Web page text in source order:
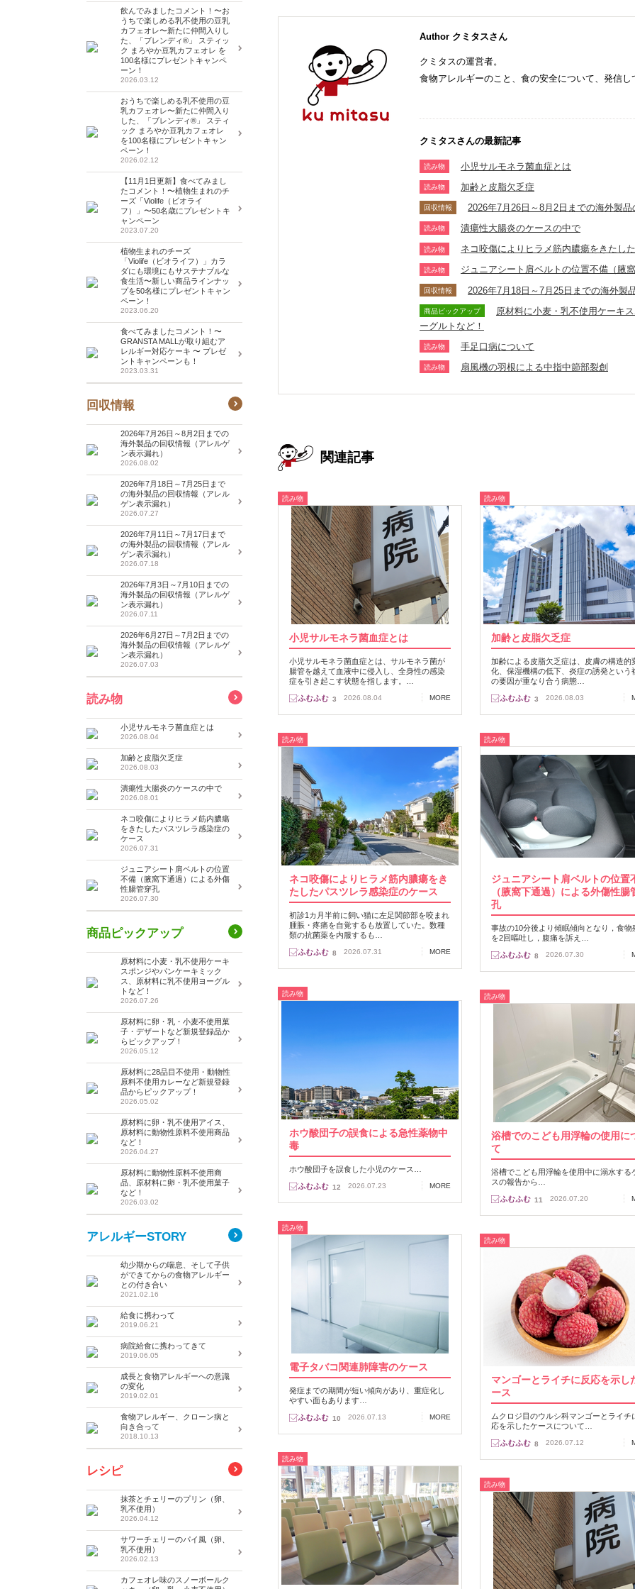
Author クミタスさん
クミタスの運営者。
食物アレルギーのこと、食の安全について、発信し
クミタスさんの最新記事
読み物 小児サルモネラ菌血症とは
読み物 加齢と皮脂欠乏症
回収情報 2026年7月26日～8月2日までの海外製
読み物 潰瘍性大腸炎のケースの中で
読み物 ネコ咬傷によりヒラメ筋内膿瘍をきたし
読み物 ジュニアシート肩ベルトの位置不備（腋
回収情報 2026年7月18日～7月25日までの海外製
商品ピックアップ
原材料に小麦・乳不使用ケーキ
ーグルトなど！
読み物 手足口病について
読み物 扇風機の羽根による中指中節部裂創
関連記事
読み物
小児サルモネラ菌血症とは
小児サルモネラ菌血症とは、サルモネラ菌が
腸管を越えて血液中に侵入し、全身性の感染
症を引き起こす状態を指します。…
3 2026.08.04 MORE
読み物
加齢と皮脂欠乏症
加齢による皮脂欠乏症は、皮膚の構造的
化、保湿機構の低下、炎症の誘発という
の要因が重なり合う病態…
3 2026.08.03
読み物
ネコ咬傷によりヒラメ筋内膿瘍をき
たしたパスツレラ感染症のケース
初診1カ月半前に飼い猫に左足関節部を咬まれ
腫脹・疼痛を自覚するも放置していた。数種
類の抗菌薬を内服するも…
8 2026.07.31 MORE
読み物
ジュニアシート肩ベルトの位置
（腋窩下通過）による外傷性腸
孔
事故の10分後より傾眠傾向となり，食物
を2回嘔吐し，腹痛を訴え…
8 2026.07.30
読み物
ホウ酸団子の誤食による急性薬物中
毒
ホウ酸団子を誤食した小児のケース…
12 2026.07.23 MORE
読み物
浴槽でのこども用浮輪の使用に
て
浴槽でこども用浮輪を使用中に溺水する
スの報告から…
11 2026.07.20
読み物
電子タバコ関連肺障害のケース
発症までの期間が短い傾向があり、重症化し
やすい面もあります…
10 2026.07.13 MORE
読み物
マンゴーとライチに反応を示し
ース
ムクロジ目のウルシ科マンゴーとライチ
応を示したケースについて…
8 2026.07.12
読み物
読み物
飲んでみましたコメント！〜お
うちで楽しめる乳不使用の豆乳
カフェオレ〜新たに仲間入りし
た、「ブレンディ®」 スティッ
ク まろやか豆乳カフェオレ を
100名様にプレゼントキャンペ
ーン！
2026.03.12
おうちで楽しめる乳不使用の豆
乳カフェオレ〜新たに仲間入り
した、「ブレンディ®」 スティ
ック まろやか豆乳カフェオレ
を100名様にプレゼントキャン
ペーン！
2026.02.12
【11月1日更新】食べてみまし
たコメント！〜植物生まれのチ
ーズ「Violife（ビオライ
フ）」〜50名歳にプレゼントキ
ャンペーン
2023.07.20
植物生まれのチーズ
「Violife（ビオライフ）」カラ
ダにも環境にもサステナブルな
食生活〜新しい商品ラインナッ
プを50名様にプレゼントキャン
ペーン！
2023.06.20
食べてみましたコメント！〜
GRANSTA MALLが取り組むア
レルギー対応ケーキ 〜 プレゼ
ントキャンペーンも！
2023.03.31
回収情報
2026年7月26日～8月2日までの
海外製品の回収情報（アレルゲ
ン表示漏れ）
2026.08.02
2026年7月18日～7月25日まで
の海外製品の回収情報（アレル
ゲン表示漏れ）
2026.07.27
2026年7月11日～7月17日まで
の海外製品の回収情報（アレル
ゲン表示漏れ）
2026.07.18
2026年7月3日～7月10日までの
海外製品の回収情報（アレルゲ
ン表示漏れ）
2026.07.11
2026年6月27日～7月2日までの
海外製品の回収情報（アレルゲ
ン表示漏れ）
2026.07.03
読み物
小児サルモネラ菌血症とは
2026.08.04
加齢と皮脂欠乏症
2026.08.03
潰瘍性大腸炎のケースの中で
2026.08.01
ネコ咬傷によりヒラメ筋内膿瘍
をきたしたパスツレラ感染症の
ケース
2026.07.31
ジュニアシート肩ベルトの位置
不備（腋窩下通過）による外傷
性腸管穿孔
2026.07.30
商品ピックアップ
原材料に小麦・乳不使用ケーキ
スポンジやパンケーキミック
ス、原材料に乳不使用ヨーグル
トなど！
2026.07.26
原材料に卵・乳・小麦不使用菓
子・デザートなど新規登録品か
らピックアップ！
2026.05.12
原材料に28品目不使用・動物性
原料不使用カレーなど新規登録
品からピックアップ！
2026.05.02
原材料に卵・乳不使用アイス、
原材料に動物性原料不使用商品
など！
2026.04.27
原材料に動物性原料不使用商
品、原材料に卵・乳不使用菓子
など！
2026.03.02
アレルギーSTORY
幼少期からの喘息、そして子供
ができてからの食物アレルギー
との付き合い
2021.02.16
給食に携わって
2019.06.21
病院給食に携わってきて
2019.06.05
成長と食物アレルギーへの意識
の変化
2019.02.01
食物アレルギー、クローン病と
向き合って
2018.10.13
レシピ
抹茶とチェリーのプリン（卵、
乳不使用）
2026.04.12
サワーチェリーのパイ風（卵、
乳不使用）
2026.02.13
カフェオレ味のスノーボールク